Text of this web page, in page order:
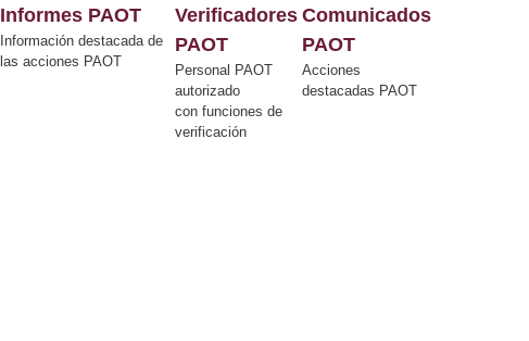
Informes PAOT
Información destacada de
las acciones PAOT
Verificadores
PAOT
Personal PAOT
autorizado
con funciones de
verificación
Comunicados
PAOT
Acciones
destacadas PAOT